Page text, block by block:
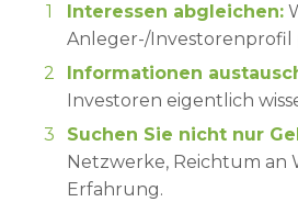
Interessen abgleichen:
Anleger-/Investorenprofil
Informationen
Investoren eigentlich
Suchen Sie nicht nur
Netzwerke, Reichtum an
Erfahrung.